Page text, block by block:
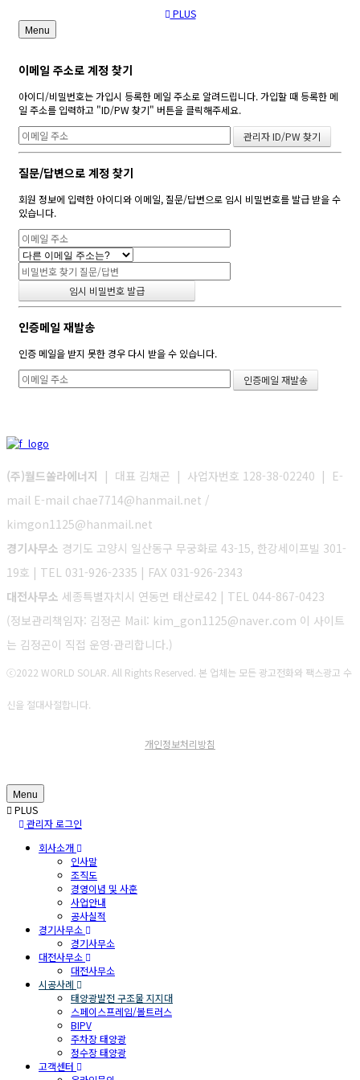
PLUS
Menu
이메일 주소로 계정 찾기
아이디/비밀번호는 가입시 등록한 메일 주소로 알려드립니다. 가입할 때 등록한 메
일 주소를 입력하고 "ID/PW 찾기" 버튼을 클릭해주세요.
질문/답변으로 계정 찾기
회원 정보에 입력한 아이디와 이메일, 질문/답변으로 임시 비밀번호를 발급 받을 수
있습니다.
인증메일 재발송
인증 메일을 받지 못한 경우 다시 받을 수 있습니다.
(주)월드쏠라에너지 | 대표 김채곤 | 사업자번호 128-38-02240 | E-
mail E-mail chae7714@hanmail.net /
kimgon1125@hanmail.net
경기사무소 경기도 고양시 일산동구 무궁화로 43-15, 한강세이프빌 301-
19호 | TEL 031-926-2335 | FAX 031-926-2343
대전사무소 세종특별자치시 연동면 태산로42 | TEL 044-867-0423
(정보관리책임자: 김정곤 Mail: kim_gon1125@naver.com 이 사이트
는 김정곤이 직접 운영·관리합니다.)
ⓒ2022 WORLD SOLAR. All Rights Reserved. 본 업체는 모든 광고전화와 팩스광고 수
신을 절대사절합니다.
개인정보처리방침
Menu
PLUS
관리자 로그인
회사소개
인사말
조직도
경영이념 및 사훈
사업안내
공사실적
경기사무소
경기사무소
대전사무소
대전사무소
시공사례
태양광발전 구조물 지지대
스페이스프레임/볼트러스
BIPV
주차장 태양광
정수장 태양광
고객센터